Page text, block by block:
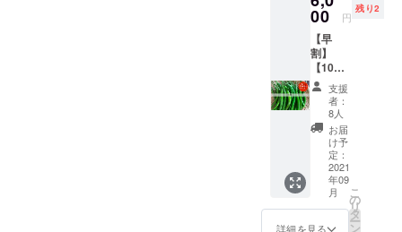
にて送
付しま
す。 ・
想定寄
贈先：
特定非
営利活
動法人
ほっと
プラス
就労セ
ンター
夢燈館
・品種/
時期
は、生
育状況
によっ
て変動
しま
す。予
めご了
承くだ
さい。
調理方
法） プ
サジュ
エラ：
キシコ
系のと
うがら
しを
チョイ
ス（写
真はイ
メージ
です）
ビ
キー
ニョ、
ハラ
ペー
ニョな
どを想
00 円
残り2
【早
割】
【10個
限定！
とうが
らし生
食1kg
セット
（辛さ
レベ
ル：🌶
🌶）】
・十色
の畑で
支援
者：
8人
お届
け予
定：
2021
年09
月
詳細を見る
こ
の
リ
タ
ー
ン